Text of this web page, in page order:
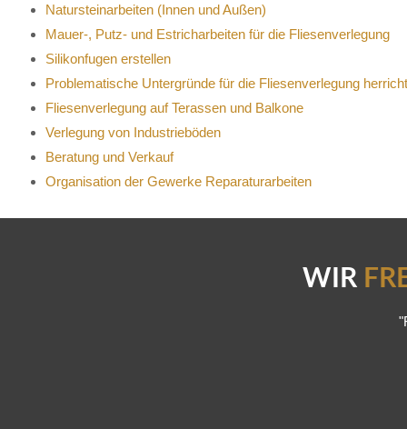
Natursteinarbeiten (Innen und Außen)
Mauer-, Putz- und Estricharbeiten für die Fliesenverlegung
Silikonfugen erstellen
Problematische Untergründe für die Fliesenverlegung
Fliesenverlegung auf Terassen und Balkone
Verlegung von Industrieböden
Beratung und Verkauf
Organisation der Gewerke Reparaturarbeiten
WIR